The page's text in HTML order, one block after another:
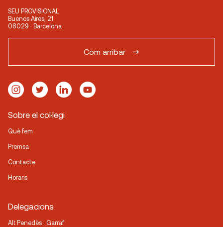
SEU PROVISIONAL
Buenos Aires, 21
08029 · Barcelona
Com arribar
Sobre el col·legi
Què fem
Premsa
Contacte
Horaris
Delegacions
Alt Penedès · Garraf